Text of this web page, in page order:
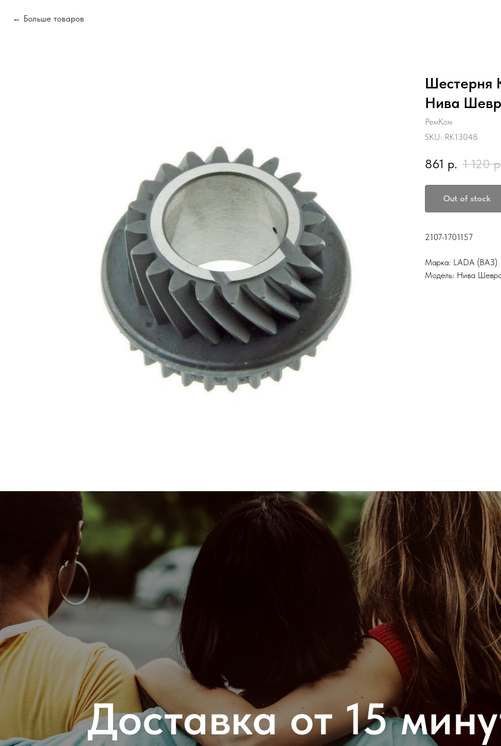
Больше товаров
Шестерня
Нива
РемКом
SKU: RK13048
861 р. 1 120
Out of stock
2107-1701157
Марка: LADA (ВАЗ)
Модель: Нива
Доставка от 15